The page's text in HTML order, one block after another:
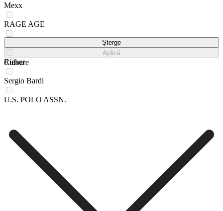
Mexx
RAGE AGE
Rieker
Sergio Bardi
U.S. POLO ASSN.
Șterge
Aplică
Culoare